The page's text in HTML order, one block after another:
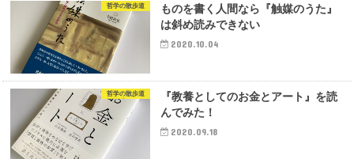
哲学の散歩道
ものを書く人間なら『触媒のうた』
は斜め読みできない
2020.10.04
哲学の散歩道
『教養としてのお金とアート』を読
んでみた！
2020.09.18